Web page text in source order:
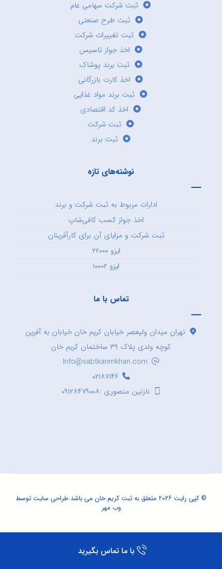
ثبت شرکت سهامی عام
ثبت طرح صنعتی
ثبت تغییرات شرکت
اخذ جواز تاسیس
ثبت برند پوشاک
اخذ کارت بازرگانی
ثبت برند مواد غذایی
اخذ کد اقتصادی
ثبت شرکت
ثبت برند
نوشته‌های تازه
ادارات مربوط به ثبت شرکت و برند
اخذ جواز کسب کافی‌شاپ
ثبت شرکت و مزایای آن برای کارآفرینان
ایزو ۲۲۰۰۰
ایزو ۱۰۰۰۲
تماس با ما
تهران میدان ولیعصر خیابان کریم خان خیابان به آفرین
کوچه ولدی پلاک ۳۹ ساختمان کریم خان
Info@sabtkarimkhan.com
۰۲۱۸۷۱۴۶
نازنین منصوری :۰۹۱۲۸۴۷۹۰۰۸
© کپی رایت ۲۰۲۶ متعلق به ثبت کریم خان می باشد. طراحی سایتتوسط
وب مهر
با ما تماس بگیرید